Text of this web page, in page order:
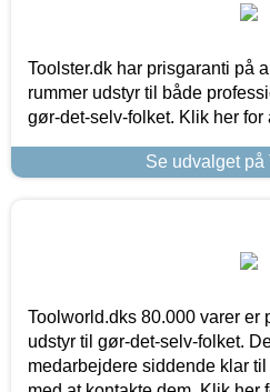
Toolster.dk har prisgaranti på
rummer udstyr til både
gør-det-selv-folket. Klik her for
Se udvalget på
Toolworld.dks 80.000 varer
udstyr til gør-det-selv-folket.
medarbejdere siddende klar